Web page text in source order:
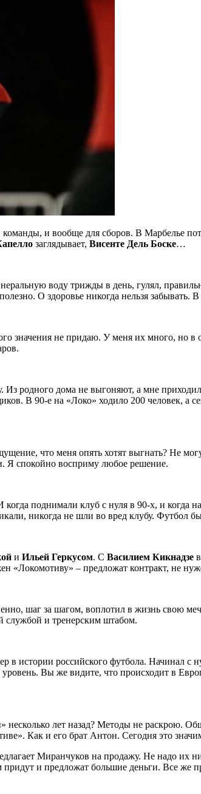
команды, и вообще для сборов. В Марбелье
заглядывает, Висенте Дель Боске…
воду трижды в день, гулял,
О здоровье никогда нельзя забывать.
значения не придаю. У меня их много, но
родного дома не выгоняют, а мне
В 90-е на «Локо» ходило 200 человек, а
что меня опять хотят выгнать? Не
Я спокойно восприму любое решение.
поднимали клуб с нуля в 90-х, и когда
никогда не шли во вред клубу. Футбол
и Ильей Геркусом. С Василием Кикнадзе
«Локомотиву» – предложат контракт, не
шаг за шагом, воплотил в жизнь свою
службой и тренерским штабом.
российского футбола. Начинал с
Вы же видите, что происходит в
лет назад? Методы не раскрою.
Как и его брат Антон. Сегодня это
Миранчуков на продажу. Не надо их
придут и предложат большие деньги. Все же